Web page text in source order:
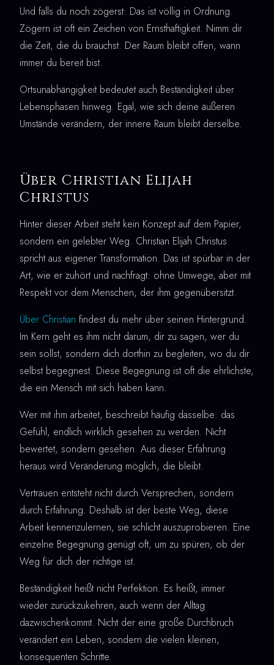
Und falls du noch zögerst: Das ist völlig in Ordnung.
Zögern ist oft ein Zeichen von Ernsthaftigkeit. Nimm dir
die Zeit, die du brauchst. Der Raum bleibt offen, wann
immer du bereit bist.
Ortsunabhängigkeit bedeutet auch Beständigkeit über
Lebensphasen hinweg. Egal, wie sich deine äußeren
Umstände verändern, der innere Raum bleibt derselbe.
Über Christian Elijah
Christus
Hinter dieser Arbeit steht kein Konzept auf dem Papier,
sondern ein gelebter Weg. Christian Elijah Christus
spricht aus eigener Transformation. Das ist spürbar in der
Art, wie er zuhört und nachfragt: ohne Umwege, aber mit
Respekt vor dem Menschen, der ihm gegenübersitzt.
Über Christian findest du mehr über seinen Hintergrund.
Im Kern geht es ihm nicht darum, dir zu sagen, wer du
sein sollst, sondern dich dorthin zu begleiten, wo du dir
selbst begegnest. Diese Begegnung ist oft die ehrlichste,
die ein Mensch mit sich haben kann.
Wer mit ihm arbeitet, beschreibt häufig dasselbe: das
Gefühl, endlich wirklich gesehen zu werden. Nicht
bewertet, sondern gesehen. Aus dieser Erfahrung
heraus wird Veränderung möglich, die bleibt.
Vertrauen entsteht nicht durch Versprechen, sondern
durch Erfahrung. Deshalb ist der beste Weg, diese
Arbeit kennenzulernen, sie schlicht auszuprobieren. Eine
einzelne Begegnung genügt oft, um zu spüren, ob der
Weg für dich der richtige ist.
Beständigkeit heißt nicht Perfektion. Es heißt, immer
wieder zurückzukehren, auch wenn der Alltag
dazwischenkommt. Nicht der eine große Durchbruch
verändert ein Leben, sondern die vielen kleinen,
konsequenten Schritte.